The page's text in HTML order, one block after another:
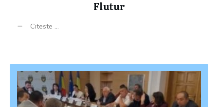
Flutur
Citeste ...